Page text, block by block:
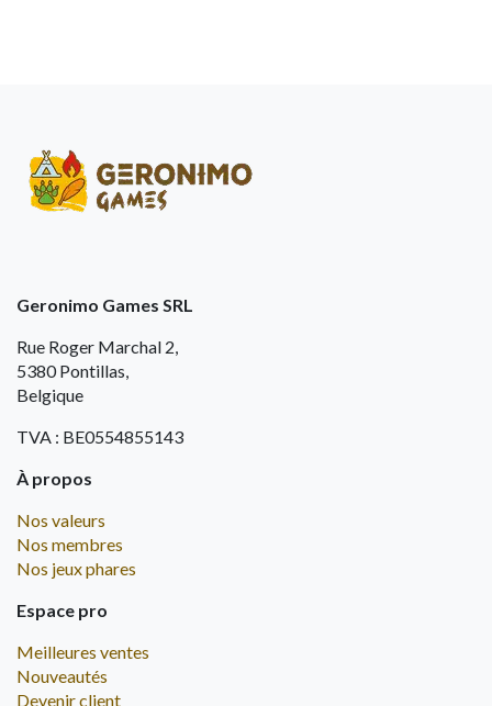
Geronimo Games SRL
Rue Roger Marchal 2,
5380 Pontillas,
Belgique
TVA : BE0554855143
À propos
Nos valeurs
Nos membres
Nos jeux phares
Espace pro
Meilleures ventes
Nouveautés
Devenir client